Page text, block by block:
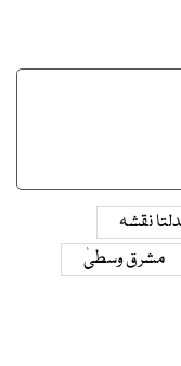
نقشہ
مشرق وسطیٰ